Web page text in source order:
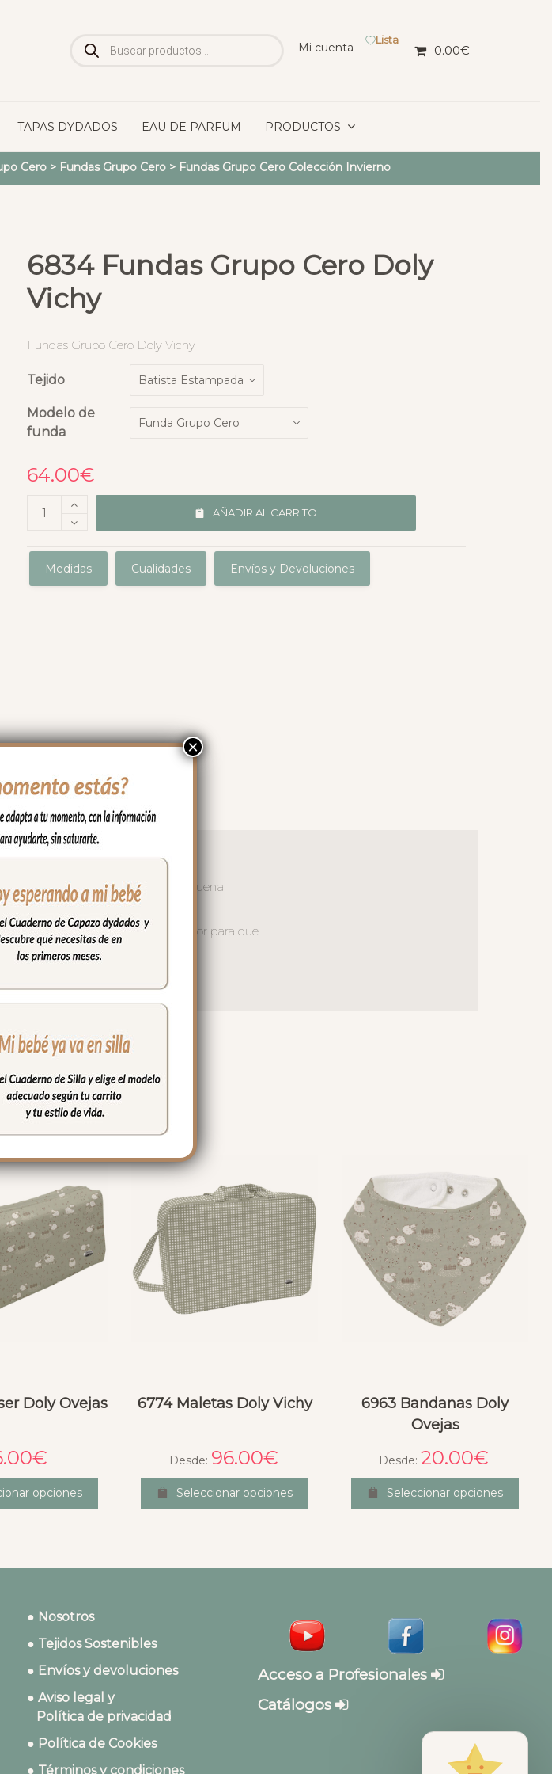
de
productos
Mi cuenta
Lista
0.00€
TAPAS DYDADOS EAU DE PARFUM PRODUCTOS
Cero> Fundas Grupo Cero> Fundas Grupo Cero Colección Invierno
6834 Fundas Grupo Cero Doly
Vichy
Fundas Grupo Cero Doly Vichy
Tejido
Modelo de
funda
64.00€
AÑADIR AL CARRITO
Medidas Cualidades Envíos y Devoluciones
de tipo maxicosi.
para mayor confort del bebé y buena
ventilación.
en la parte superior y en la inferior para que
secado al natural.
Doly Ovejas
€
opciones
6774 Maletas Doly Vichy
Desde: 96.00€
Seleccionar opciones
6963 Bandanas Doly
Ovejas
Desde: 20.00€
Seleccionar opciones
● Nosotros
● Tejidos Sostenibles
● Envíos y devoluciones
● Aviso legal y
Política de privacidad
● Política de Cookies
● Términos y condiciones
Acceso a Profesionales
Catálogos
×